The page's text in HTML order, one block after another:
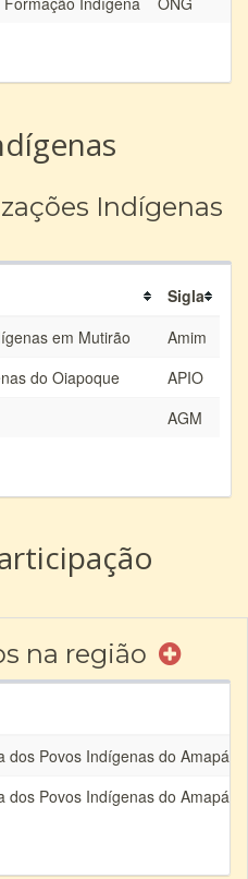
Indígenas
Sigla
em Mutirão
Amim
do Oiapoque
APIO
AGM
na região
dos Povos Indígenas do Amapá
dos Povos Indígenas do Amapá